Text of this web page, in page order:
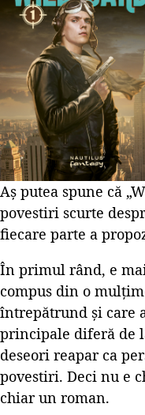
Aș putea spune că
povestiri scurte
fiecare parte a
În primul rând, e
compus din o
întrepătrund și care
principale diferă de
deseori reapar ca
povestiri. Deci nu e
chiar un roman.